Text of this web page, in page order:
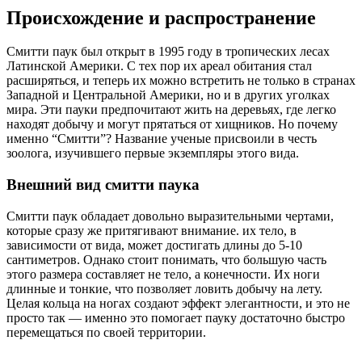
Происхождение и распространение
Смитти паук был открыт в 1995 году в тропических лесах
Латинской Америки. С тех пор их ареал обитания стал
расширяться, и теперь их можно встретить не только в странах
Западной и Центральной Америки, но и в других уголках
мира. Эти пауки предпочитают жить на деревьях, где легко
находят добычу и могут прятаться от хищников. Но почему
именно “Смитти”? Название ученые присвоили в честь
зоолога, изучившего первые экземпляры этого вида.
Внешний вид смитти паука
Смитти паук обладает довольно выразительными чертами,
которые сразу же притягивают внимание. их тело, в
зависимости от вида, может достигать длины до 5-10
сантиметров. Однако стоит понимать, что большую часть
этого размера составляет не тело, а конечности. Их ноги
длинные и тонкие, что позволяет ловить добычу на лету.
Целая кольца на ногах создают эффект элегантности, и это не
просто так — именно это помогает пауку достаточно быстро
перемещаться по своей территории.